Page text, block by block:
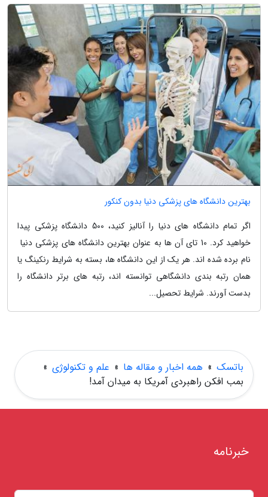
بهترین دانشگاه های پزشکی دنیا بدون کنکور
اگر تمام دانشگاه های دنیا را آنالیز کنید، 500 دانشگاه پزشکی پیدا
خواهید کرد. 10 تای آن ها به عنوان بهترین دانشگاه های پزشکی دنیا
نام برده شده اند. هر یک از این دانشگاه ها، بسته به شرایط رنکینگ یا
همان رتبه بندی دانشگاهی توانسته اند، رتبه های برتر دانشگاه را
بدست آورند. شرایط تحصیل...
باتسک » همه اخبار و مقاله ها » علم و تکنولوژی »
بمب افکن راهبردی آمریکا به میدان آمد!
خبرنامه